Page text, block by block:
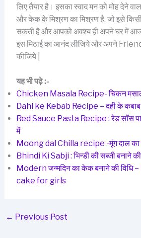
लिए तैयार है। इसका स्वाद मन को मोह देने
और केक के मिश्रण का मिश्रण है, जो इसे
सकती है और आपको अवश्य ही अपने घर में
इस मिठाई का आनंद लीजिये और अपने
कीजिये |
यह भी पढ़े :-
Chicken Masala Recipe- चिकन
Dahi ke Kebab Recipe – दही के कबाब
Red Sauce Pasta Recipe : रेड सॉस
में
Moong dal Chilla recipe -मूंग दाल का
Bhindi Ki Sabji : भिन्डी की सब्जी बनाने की
Modern जन्मदिन का केक बनाने की
cake for girls
← Previous Post